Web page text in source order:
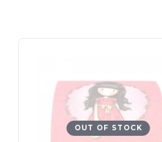
OUT OF STOCK